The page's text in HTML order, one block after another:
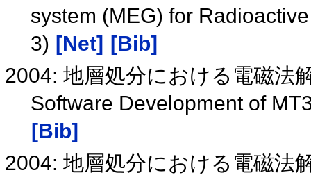
system (MEG) for
3) [Net] [Bib]
2004: 地層処分における電磁法
Software Development of
[Bib]
2004: 地層処分における電磁法